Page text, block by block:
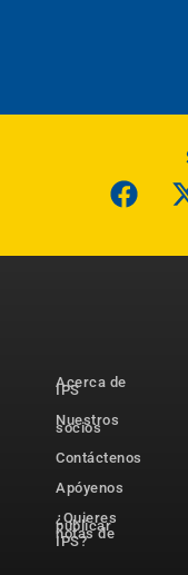
Acerca de
IPS
Nuestros
socios
Contáctenos
Apóyenos
¿Quieres
publicar
notas de
IPS?